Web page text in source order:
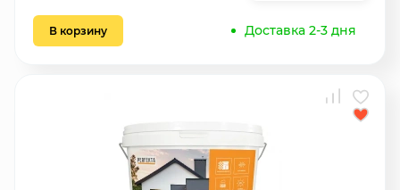
В корзину Доставка 2-3 дня